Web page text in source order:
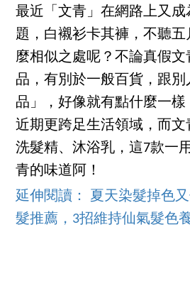
最近「文青」在網路上又
題，白襯衫卡其褲，不聽
麼相似之處呢？不論真假
品，有別於一般百貨，跟
品」，好像就有點什麼一樣
近期更跨足生活領域，而
洗髮精、沐浴乳，這7款一
青的味道阿！
延伸閱讀： 夏天染髮掉色
髮推薦，3招維持仙氣髮色